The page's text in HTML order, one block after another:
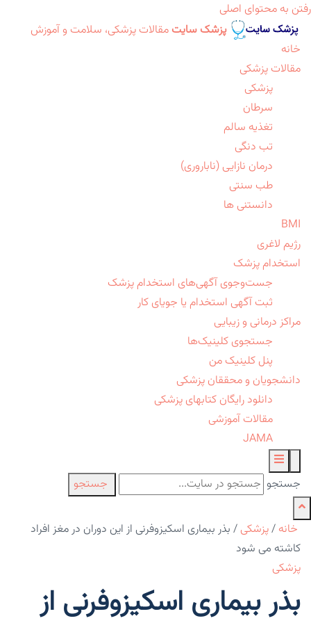
رفتن به محتوای اصلی
پزشک سایت مقالات پزشکی، سلامت و آموزش
خانه
مقالات پزشکی
پزشکی
سرطان
تغذیه سالم
تب دنگی
درمان نازایی (ناباروری)
طب سنتی
دانستنی ها
BMI
رژیم لاغری
استخدام پزشک
جست‌وجوی آگهی‌های استخدام پزشک
ثبت آگهی استخدام یا جویای کار
مراکز درمانی و زیبایی
جستجوی کلینیک‌ها
پنل کلینیک من
دانشجویان و محققان پزشکی
دانلود رایگان کتابهای پزشکی
مقالات آموزشی
JAMA
جستجو جستجو
خانه /پزشکی / بذر بیماری اسکیزوفرنی از این دوران در مغز افراد
کاشته می شود
پزشکی
بذر بیماری اسکیزوفرنی از